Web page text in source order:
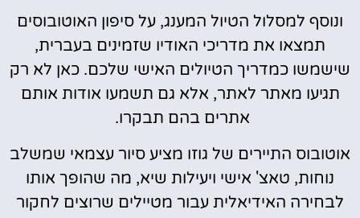
ונוסף למסלול הטיול המענג, על סיפון האוטובוסים
תמצאו את מדריכי האודיו שזמינים בעברית,
שישמשו כמדריך הטיולים האישי שלכם. כאן לא רק
תגיעו מאתר לאתר, אלא גם תשמעו אודות אותם
אתרים בהם תבקרו.
אוטובוס התיירים של גוזו מציע סיור עצמאי שמשלב
נוחות, טאצ' אישי ויעילות שיא, מה שהופך אותו
לבחירה האידיאלית עבור מטיילים שרוצים לחקור